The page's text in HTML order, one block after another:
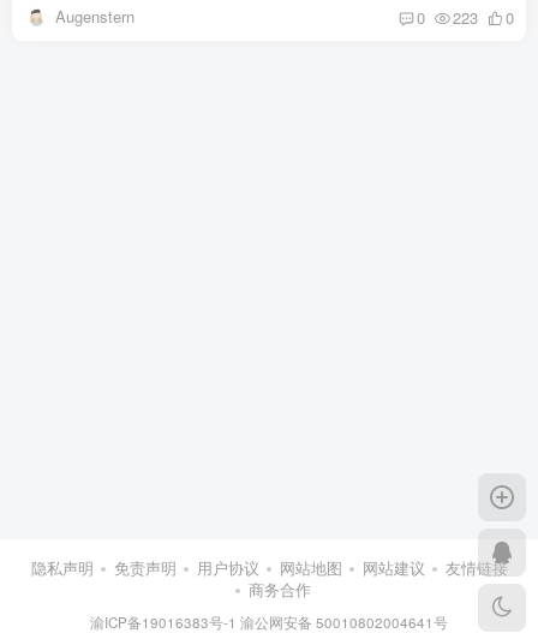
重违反...
Augenstern 0 223 0
隐私声明 免责声明 用户协议 网站地图 网站建议
友情链接
商务合作
渝ICP备19016383号-1 渝公网安备 50010802004641号